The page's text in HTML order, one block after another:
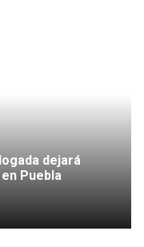
dejará
Puebla